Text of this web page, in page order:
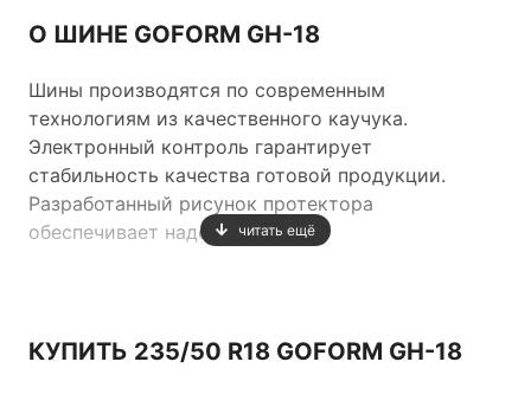
О ШИНЕ GOFORM GH-18
Шины производятся по современным
технологиям из качественного каучука.
Электронный контроль гарантирует
стабильность качества готовой продукции.
Разработанный рисунок протектора
обеспечивает надежныйчитать ещё
КУПИТЬ 235/50 R18 GOFORM GH-18